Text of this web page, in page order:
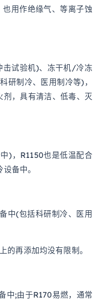
用作绝缘气、等离子蚀
击试验机)、冻干机/冷冻
研制冷、医用制冷等)，
，具有清洁、低毒、灭
)，R1150也是低温配合
备中。
中(包括科研制冷、医用
的再添加均没有限制。
中;由于R170易燃，通常